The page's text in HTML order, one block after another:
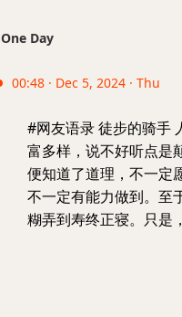
One Day
00:48 · Dec 5, 2024 · Thu
#网友语录 徒步的骑手
富多样，说不好听点是
便知道了道理，不一定
不一定有能力做到。至
糊弄到寿终正寝。只是